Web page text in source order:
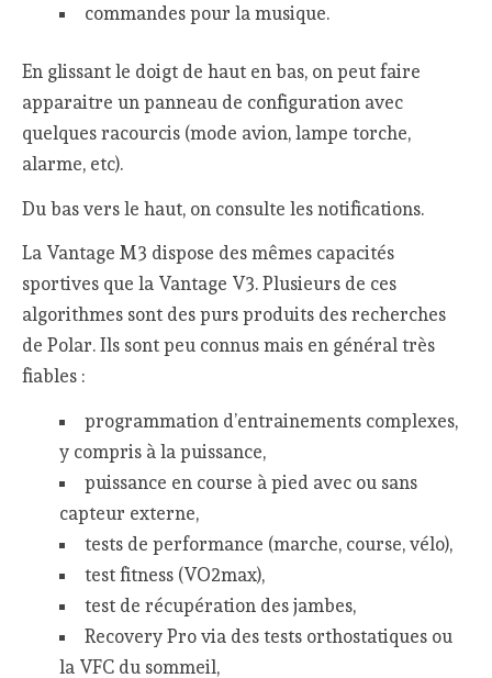
commandes pour la musique.
En glissant le doigt de haut en bas, on peut faire
apparaitre un panneau de configuration avec
quelques racourcis (mode avion, lampe torche,
alarme, etc).
Du bas vers le haut, on consulte les notifications.
La Vantage M3 dispose des mêmes capacités
sportives que la Vantage V3. Plusieurs de ces
algorithmes sont des purs produits des recherches
de Polar. Ils sont peu connus mais en général très
fiables :
programmation d’entrainements complexes,
y compris à la puissance,
puissance en course à pied avec ou sans
capteur externe,
tests de performance (marche, course, vélo),
test fitness (VO2max),
test de récupération des jambes,
Recovery Pro via des tests orthostatiques ou
la VFC du sommeil,